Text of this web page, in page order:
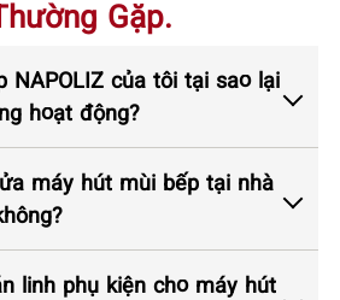
Gặp.
NAPOLIZ của tôi tại sao lại
hoạt động?
máy hút mùi bếp tại nhà
linh phụ kiện cho máy hút